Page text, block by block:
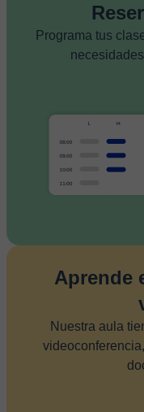
Programa tus
Aprende
Nuestra aula